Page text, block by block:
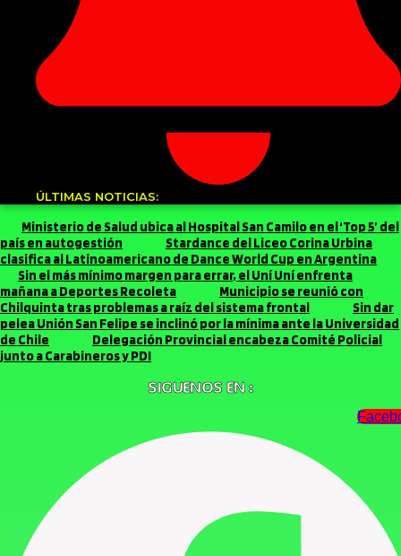
ÚLTIMAS NOTICIAS:
Ministerio de Salud ubica al Hospital San Camilo en el ‘Top 5’ del
país en autogestión
Stardance del Liceo Corina Urbina
clasifica al Latinoamericano de Dance World Cup en Argentina
Sin el más mínimo margen para errar, el Uní Uní enfrenta
mañana a Deportes Recoleta
Municipio se reunió con
Chilquinta tras problemas a raíz del sistema frontal
Sin dar
pelea Unión San Felipe se inclinó por la mínima ante la Universidad
de Chile
Delegación Provincial encabeza Comité Policial
junto a Carabineros y PDI
SIGUENOS EN :